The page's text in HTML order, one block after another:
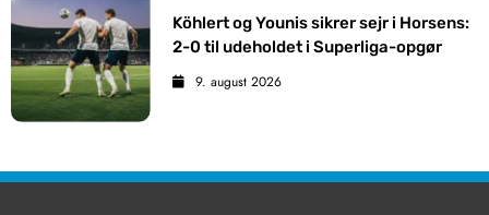
Köhlert og Younis sikrer sejr i Horsens:
2-0 til udeholdet i Superliga-opgør
9. august 2026